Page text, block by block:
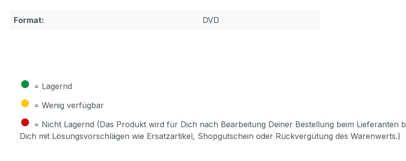
Format: DVD
● = Lagernd
● = Wenig verfügbar
● = Nicht Lagernd (Das Produkt wird für Dich nach Bearbeitung Deiner Bestellung beim
Dich mit Lösungsvorschlägen wie Ersatzartikel, Shopgutschein oder Rückvergütung des Warenwerts.)